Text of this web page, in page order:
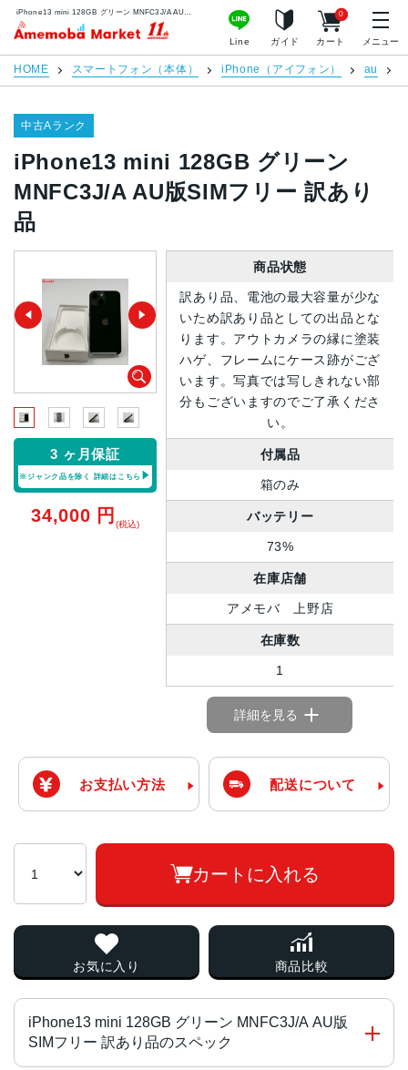
iPhone13 mini 128GB グリーン MNFC3J/A AU版SIMフリー 訳あり品 | 中古スマホ販売のアメモバマーケット
アメモバマーケット
Line ガイド カート
0
メニュー
HOME スマートフォン（本体） iPhone（アイフォン） au
中古Aランク
iPhone13 mini 128GB グリーン
MNFC3J/A AU版SIMフリー 訳あり
品
3 ヶ月保証
※ジャンク品を除く 詳細はこちら
34,000 円 (税込)
商品状態
訳あり品、電池の最大容量が少な
いため訳あり品としての出品とな
ります。アウトカメラの縁に塗装
ハゲ、フレームにケース跡がござ
います。写真では写しきれない部
分もございますのでご了承くださ
い。
付属品
箱のみ
バッテリー
73%
在庫店舗
アメモバ 上野店
在庫数
1
詳細を見る
お支払い方法 配送について
カートに入れる
お気に入り 商品比較
iPhone13 mini 128GB グリーン MNFC3J/A AU版
SIMフリー 訳あり品のスペック